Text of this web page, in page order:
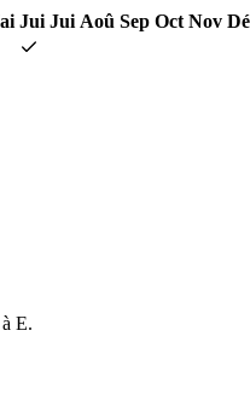
Jui Jui Aoû Sep Oct Nov
E.